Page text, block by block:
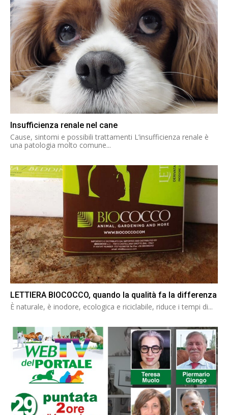
Insufficienza renale nel cane
Cause, sintomi e possibili trattamenti L’insufficienza renale è
una patologia molto comune...
LETTIERA BIOCOCCO, quando la qualità fa la differenza
È naturale, è inodore, ecologica e riciclabile, riduce i tempi di...